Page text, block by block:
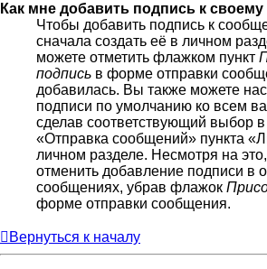
Как мне добавить подпись к
Чтобы добавить подпись к
сначала создать её в личном
можете отметить флажком пункт
подпись в форме отправки
добавилась. Вы также можете
подписи по умолчанию ко всем
сделав соответствующий выбор
«Отправка сообщений» пункта
личном разделе. Несмотря на
отменить добавление подписи в
сообщениях, убрав флажок
форме отправки сообщения.
Вернуться к началу